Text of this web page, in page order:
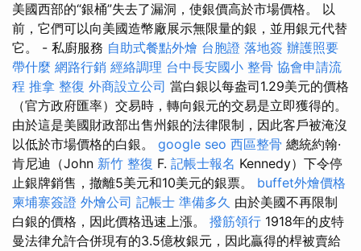
美國西部的“銀桶”失去了漏洞，使銀價高於市場價格。 以
前，它們可以向美國造幣廠展示無限量的銀，並用銀元代替
它。 - 私廚服務 自助式餐點外燴 台胞證 落地簽 辦護照要
帶什麼 網路行銷 經絡調理 台中長安國小 整骨 協會申請流
程 推拿 整復 外商設立公司 當白銀以每盎司1.29美元的價格
（官方政府匯率）交易時，轉向銀元的交易是立即獲得的。
由於這是美國財政部出售州銀的法律限制，因此客戶被淹沒
以低於市場價格的白銀。 google seo 西區整骨 總統約翰·
肯尼迪（John 新竹 整復 F. 記帳士報名 Kennedy）下令停
止銀牌銷售，撤離5美元和10美元的銀票。 buffet外燴價格
柬埔寨簽證 外燴公司 記帳士 準備多久 由於美國不再限制
白銀的價格，因此價格迅速上漲。 撥筋領行 1918年的皮特
曼法律允許合併現有的3.5億枚銀元，因此贏得的桿被賣給